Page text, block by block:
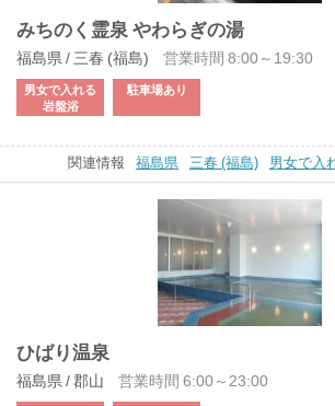
みちのく霊泉 やわらぎの湯
福島県 / 三春 (福島) 営業時間 8:00～19:30
男女で入れる
岩盤浴
駐車場あり
関連情報 福島県 三春 (福島) 男女で入
ひばり温泉
福島県 / 郡山 営業時間 6:00～23:00